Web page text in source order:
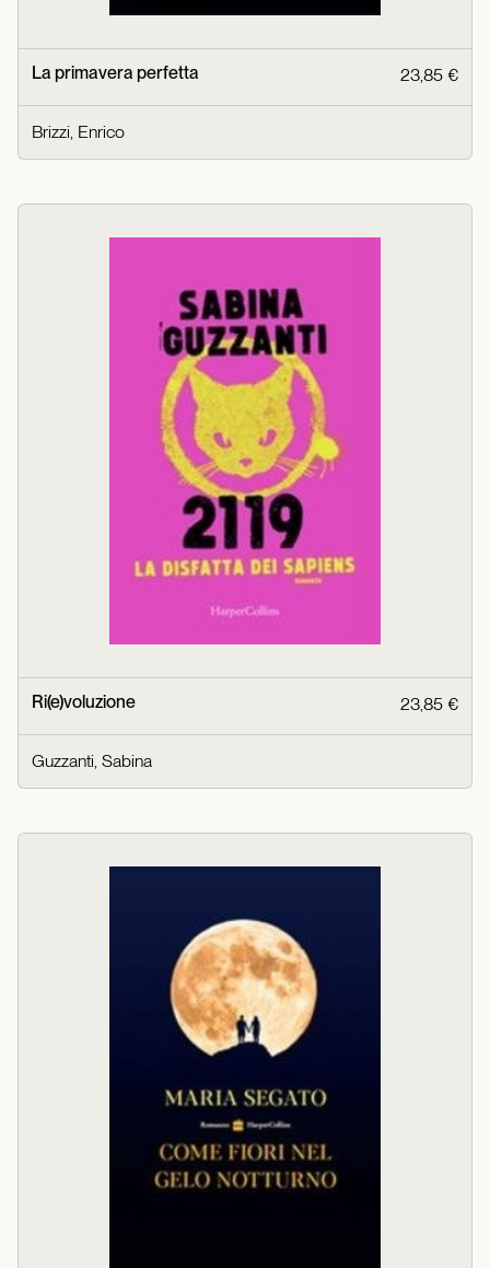
La primavera perfetta 23,85 €
Brizzi, Enrico
Ri(e)voluzione 23,85 €
Guzzanti, Sabina